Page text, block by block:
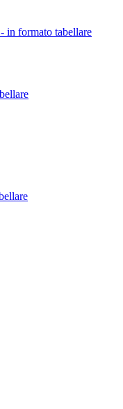
in formato tabellare